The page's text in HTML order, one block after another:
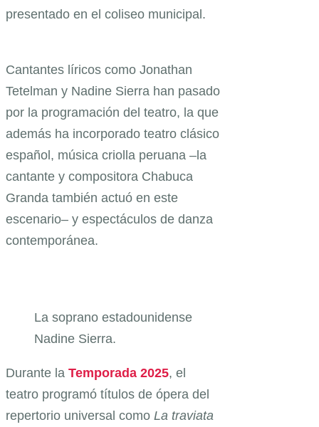
presentado en el coliseo municipal.
Cantantes líricos como Jonathan
Tetelman y Nadine Sierra han pasado
por la programación del teatro, la que
además ha incorporado teatro clásico
español, música criolla peruana –la
cantante y compositora Chabuca
Granda también actuó en este
escenario– y espectáculos de danza
contemporánea.
La soprano estadounidense
Nadine Sierra.
Durante la Temporada 2025, el
teatro programó títulos de ópera del
repertorio universal como La traviata